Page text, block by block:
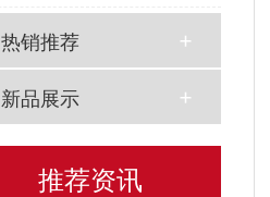
热销推荐
新品展示
推荐资讯
马上欣程 同心共跃 | 欣灵电气2026年开工大吉！
预防为主，防治结合 | 欣灵电气开展消防应急预案演练活动
温州市政协副主席陈胜峰一行莅临欣灵电气调研指导